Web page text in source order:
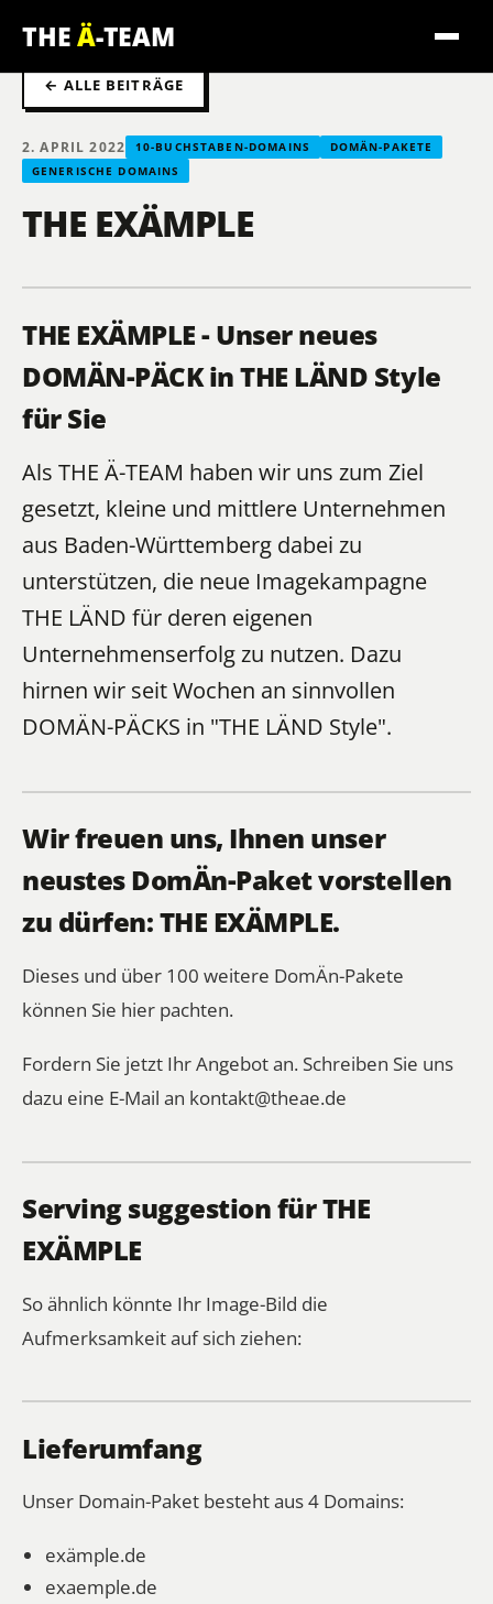
THEÄ-TEAM
← ALLE BEITRÄGE
2. APRIL 2022 10-BUCHSTABEN-DOMAINS
DOMÄN-PAKETE
GENERISCHE DOMAINS
THE EXÄMPLE
THE EXÄMPLE - Unser neues
DOMÄN-PÄCK in THE LÄND Style
für Sie
Als THE Ä-TEAM haben wir uns zum Ziel
gesetzt, kleine und mittlere Unternehmen
aus Baden-Württemberg dabei zu
unterstützen, die neue Imagekampagne
THE LÄND für deren eigenen
Unternehmenserfolg zu nutzen. Dazu
hirnen wir seit Wochen an sinnvollen
DOMÄN-PÄCKS in "THE LÄND Style".
Wir freuen uns, Ihnen unser
neustes DomÄn-Paket vorstellen
zu dürfen: THE EXÄMPLE.
Dieses und über 100 weitere DomÄn-Pakete
können Sie hier pachten.
Fordern Sie jetzt Ihr Angebot an. Schreiben Sie uns
dazu eine E-Mail an kontakt@theae.de
Serving suggestion für THE
EXÄMPLE
So ähnlich könnte Ihr Image-Bild die
Aufmerksamkeit auf sich ziehen:
Lieferumfang
Unser Domain-Paket besteht aus 4 Domains:
exämple.de
exaemple.de